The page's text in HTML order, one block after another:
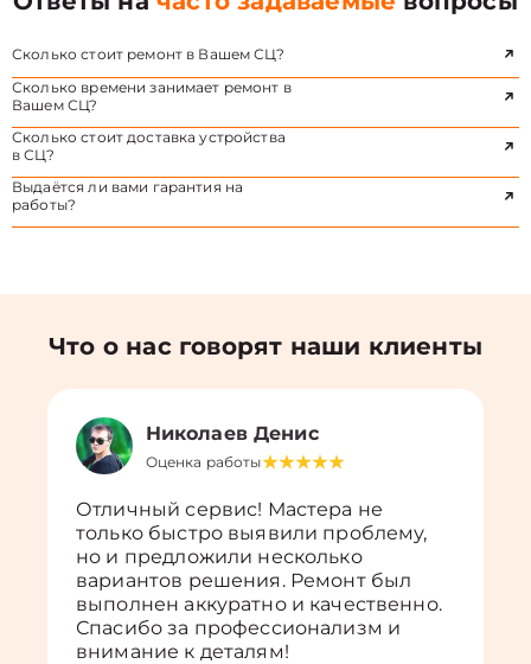
Сколько стоит ремонт в Вашем СЦ?
Сколько времени занимает ремонт в
Вашем СЦ?
Сколько стоит доставка устройства
в СЦ?
Выдаётся ли вами гарантия на
работы?
Что о нас говорят наши клиенты
Николаев Денис
Оценка работы
Отличный сервис! Мастера не
только быстро выявили проблему,
но и предложили несколько
вариантов решения. Ремонт был
выполнен аккуратно и качественно.
Спасибо за профессионализм и
внимание к деталям!